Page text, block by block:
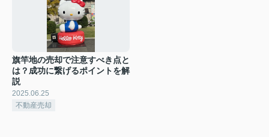
旗竿地の売却で注意すべき点と
は？成功に繋げるポイントを解
説
2025.06.25
不動産売却